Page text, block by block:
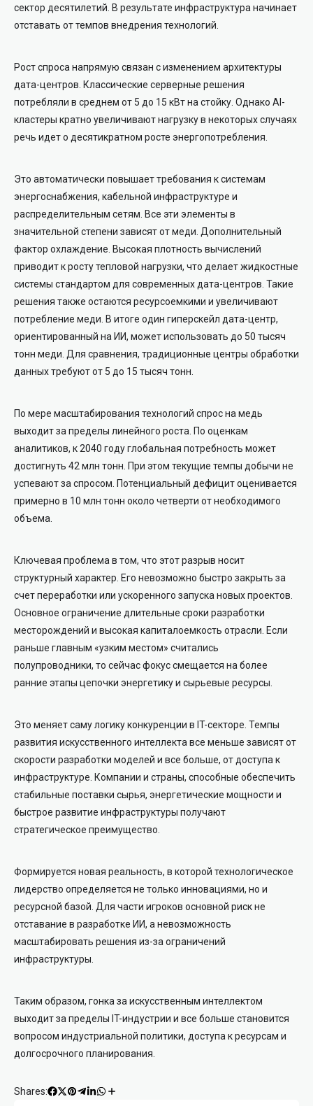
сектор десятилетий. В результате инфраструктура начинает
отставать от темпов внедрения технологий.
Рост спроса напрямую связан с изменением архитектуры
дата-центров. Классические серверные решения
потребляли в среднем от 5 до 15 кВт на стойку. Однако AI-
кластеры кратно увеличивают нагрузку в некоторых случаях
речь идет о десятикратном росте энергопотребления.
Это автоматически повышает требования к системам
энергоснабжения, кабельной инфраструктуре и
распределительным сетям. Все эти элементы в
значительной степени зависят от меди. Дополнительный
фактор охлаждение. Высокая плотность вычислений
приводит к росту тепловой нагрузки, что делает жидкостные
системы стандартом для современных дата-центров. Такие
решения также остаются ресурсоемкими и увеличивают
потребление меди. В итоге один гиперскейл дата-центр,
ориентированный на ИИ, может использовать до 50 тысяч
тонн меди. Для сравнения, традиционные центры обработки
данных требуют от 5 до 15 тысяч тонн.
По мере масштабирования технологий спрос на медь
выходит за пределы линейного роста. По оценкам
аналитиков, к 2040 году глобальная потребность может
достигнуть 42 млн тонн. При этом текущие темпы добычи не
успевают за спросом. Потенциальный дефицит оценивается
примерно в 10 млн тонн около четверти от необходимого
объема.
Ключевая проблема в том, что этот разрыв носит
структурный характер. Его невозможно быстро закрыть за
счет переработки или ускоренного запуска новых проектов.
Основное ограничение длительные сроки разработки
месторождений и высокая капиталоемкость отрасли. Если
раньше главным «узким местом» считались
полупроводники, то сейчас фокус смещается на более
ранние этапы цепочки энергетику и сырьевые ресурсы.
Это меняет саму логику конкуренции в IT-секторе. Темпы
развития искусственного интеллекта все меньше зависят от
скорости разработки моделей и все больше, от доступа к
инфраструктуре. Компании и страны, способные обеспечить
стабильные поставки сырья, энергетические мощности и
быстрое развитие инфраструктуры получают
стратегическое преимущество.
Формируется новая реальность, в которой технологическое
лидерство определяется не только инновациями, но и
ресурсной базой. Для части игроков основной риск не
отставание в разработке ИИ, а невозможность
масштабировать решения из-за ограничений
инфраструктуры.
Таким образом, гонка за искусственным интеллектом
выходит за пределы IT-индустрии и все больше становится
вопросом индустриальной политики, доступа к ресурсам и
долгосрочного планирования.
Shares: